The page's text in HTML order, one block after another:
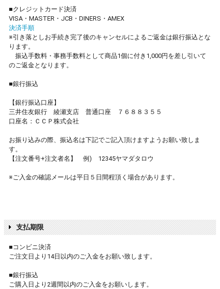
■クレジットカード決済
VISA・MASTER・JCB・DINERS・AMEX
決済手順
※引き落としお手続き完了後のキャンセルによるご返金は銀行振込とな
ります。
振込手数料・事務手数料として商品1個に付き1,000円を差し引いて
のご返金となります。
■銀行振込
【銀行振込口座】
三井住友銀行 綾瀬支店 普通口座 ７６８８３５５
口座名：ＣＣＰ株式会社
お振り込みの際、振込名は下記でご記入頂けますようお願い致しま
す。
【注文番号+注文者名】 例) 12345ヤマダタロウ
※ご入金の確認メールは平日５日間程頂く場合があります。
支払期限
■コンビニ決済
ご注文日より14日以内のご入金をお願い致します。
■銀行振込
ご購入日より2週間以内のご入金をお願いします。